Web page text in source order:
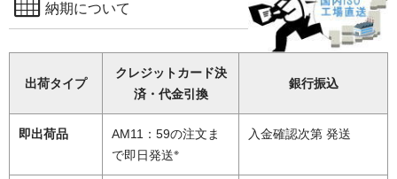
納期について
出荷タイプ
クレジットカード決
済・代金引換
銀行振込
即出荷品
AM11：59の注文ま
で即日発送※
入金確認次第 発送